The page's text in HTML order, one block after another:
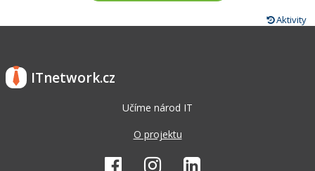
Aktivity
ITnetwork.cz
Učíme národ IT
O projektu